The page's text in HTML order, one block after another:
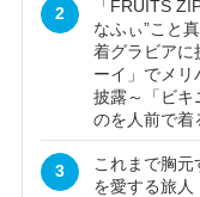
2
「FRUITS
なふぃ”こと
着グラビアに
ーイ」でメリ
披露～「ビキ
のを人前で着
3
これまで胸元
を愛する旅人